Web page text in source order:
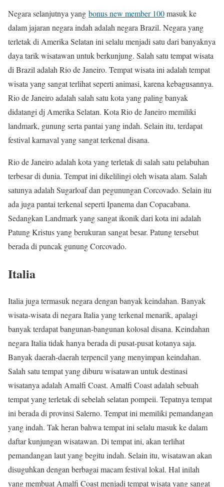
Negara selanjutnya yang bonus new member 100masuk ke
dalam jajaran negara indah adalah negara Brazil. Negara yang
terletak di Amerika Selatan ini selalu menjadi satu dari banyaknya
daya tarik wisatawan untuk berkunjung. Salah satu tempat wisata
di Brazil adalah Rio de Janeiro. Tempat wisata ini adalah tempat
wisata yang sangat terlihat seperti animasi, karena kebagusannya.
Rio de Janeiro adalah salah satu kota yang paling banyak
didatangi dj Amerika Selatan. Kota Rio de Janeiro memiliki
landmark, gunung serta pantai yang indah. Selain itu, terdapat
festival karnaval yang sangat terkenal disana.
Rio de Janeiro adalah kota yang terletak di salah satu pelabuhan
terbesar di dunia. Tempat ini dikelilingi oleh wisata alam. Salah
satunya adalah Sugarloaf dan pegunungan Corcovado. Selain itu
ada juga pantai terkenal seperti Ipanema dan Copacabana.
Sedangkan Landmark yang sangat ikonik dari kota ini adalah
Patung Kristus yang berukuran sangat besar. Patung tersebut
berada di puncak gunung Corcovado.
Italia
Italia juga termasuk negara dengan banyak keindahan. Banyak
wisata-wisata di negara Italia yang terkenal menarik, apalagi
banyak terdapat bangunan-bangunan kolosal disana. Keindahan
negara Italia tidak hanya berada di pusat-pusat kotanya saja.
Banyak daerah-daerah terpencil yang menyimpan keindahan.
Salah satu tempat yang diburu wisatawan untuk destinasi
wisatanya adalah Amalfi Coast. Amalfi Coast adalah sebuah
tempat yang terletak di sebelah selatan pompeii. Tepatnya tempat
ini berada di provinsi Salerno. Tempat ini memiliki pemandangan
yang indah. Tak heran bahwa tempat ini selalu masuk ke dalam
daftar kunjungan wisatawan. Di tempat ini, akan terlihat
pemandangan laut yang begitu indah. Selain itu, wisatawan akan
disuguhkan dengan berbagai macam festival lokal. Hal inilah
yang membuat Amalfi Coast menjadi tempat wisata yang sangat